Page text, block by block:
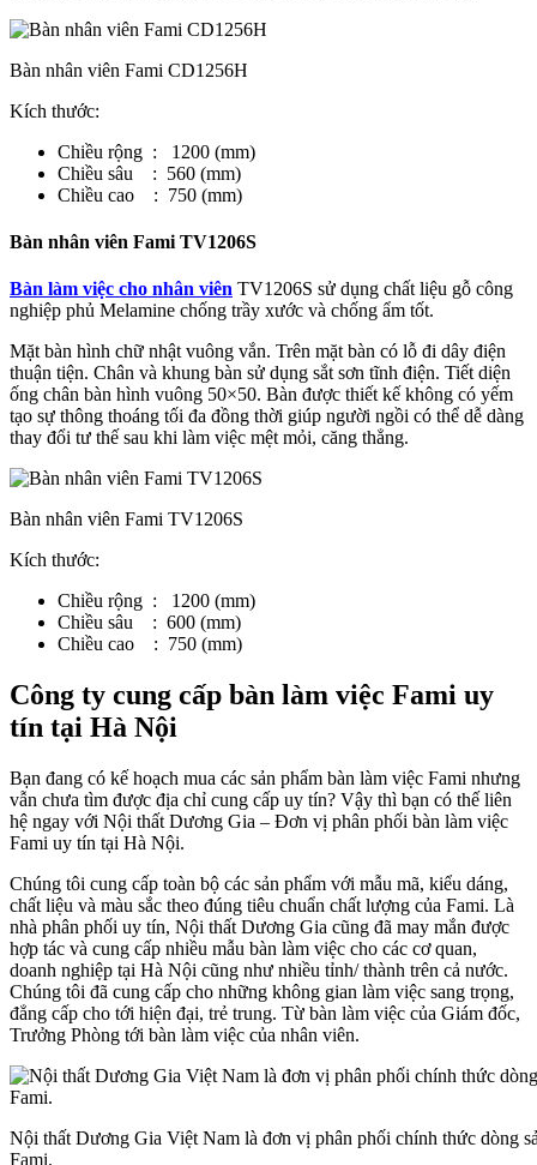
Bàn nhân viên Fami CD1256H
Kích thước:
Chiều rộng : 1200 (mm)
Chiều sâu : 560 (mm)
Chiều cao : 750 (mm)
Bàn nhân viên Fami TV1206S
Bàn làm việc cho nhân viên TV1206S sử dụng chất liệu gỗ công
nghiệp phủ Melamine chống trầy xước và chống ẩm tốt.
Mặt bàn hình chữ nhật vuông vắn. Trên mặt bàn có lỗ đi dây điện
thuận tiện. Chân và khung bàn sử dụng sắt sơn tĩnh điện. Tiết diện
ống chân bàn hình vuông 50×50. Bàn được thiết kế không có yếm
tạo sự thông thoáng tối đa đồng thời giúp người ngồi có thể dễ dàng
thay đổi tư thế sau khi làm việc mệt mỏi, căng thẳng.
Bàn nhân viên Fami TV1206S
Kích thước:
Chiều rộng : 1200 (mm)
Chiều sâu : 600 (mm)
Chiều cao : 750 (mm)
Công ty cung cấp bàn làm việc Fami uy
tín tại Hà Nội
Bạn đang có kế hoạch mua các sản phẩm bàn làm việc Fami nhưng
vẫn chưa tìm được địa chỉ cung cấp uy tín? Vậy thì bạn có thế liên
hệ ngay với Nội thất Dương Gia – Đơn vị phân phối bàn làm việc
Fami uy tín tại Hà Nội.
Chúng tôi cung cấp toàn bộ các sản phẩm với mẫu mã, kiểu dáng,
chất liệu và màu sắc theo đúng tiêu chuẩn chất lượng của Fami. Là
nhà phân phối uy tín, Nội thất Dương Gia cũng đã may mắn được
hợp tác và cung cấp nhiều mẫu bàn làm việc cho các cơ quan,
doanh nghiệp tại Hà Nội cũng như nhiều tỉnh/ thành trên cả nước.
Chúng tôi đã cung cấp cho những không gian làm việc sang trọng,
đẳng cấp cho tới hiện đại, trẻ trung. Từ bàn làm việc của Giám đốc,
Trưởng Phòng tới bàn làm việc của nhân viên.
Nội thất Dương Gia Việt Nam là đơn vị phân phối chính thức dòng
Fami.